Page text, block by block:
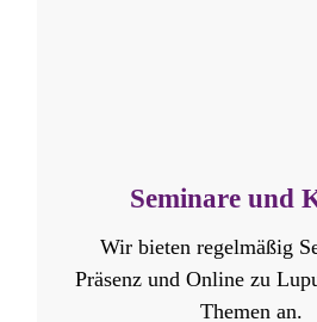
Seminare und
Wir bieten regelmäßig
Präsenz und Online zu
Themen an.